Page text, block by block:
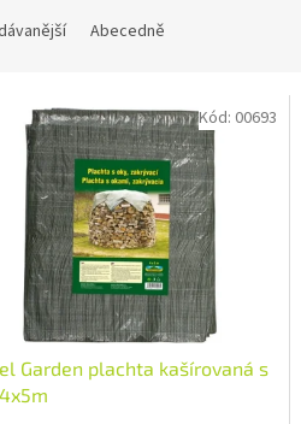
Abecedně
Garden plachta kašírovaná s
Kód: 00693